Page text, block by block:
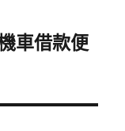
車借款便